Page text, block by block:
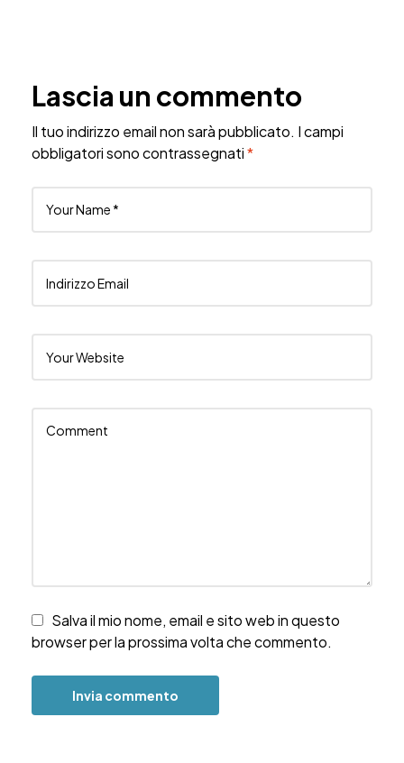
Lascia un commento
Il tuo indirizzo email non sarà pubblicato. I campi
obbligatori sono contrassegnati*
Salva il mio nome, email e sito web in questo
browser per la prossima volta che commento.